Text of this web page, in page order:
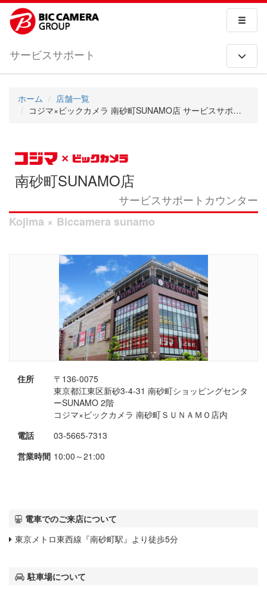
サービスサポート
ホーム
店舗一覧
コジマ×ビックカメラ 南砂町SUNAMO店 サービスサポートカウンター
南砂町SUNAMO店
サービスサポートカウンター
Kojima × Biccamera sunamo
住所
〒136-0075
東京都江東区新砂3-4-31 南砂町ショッピングセンタ
ーSUNAMO 2階
コジマ×ビックカメラ 南砂町ＳＵＮＡＭＯ店内
電話
03-5665-7313
営業時間 10:00～21:00
電車でのご来店について
東京メトロ東西線『南砂町駅』より徒歩5分
駐車場について